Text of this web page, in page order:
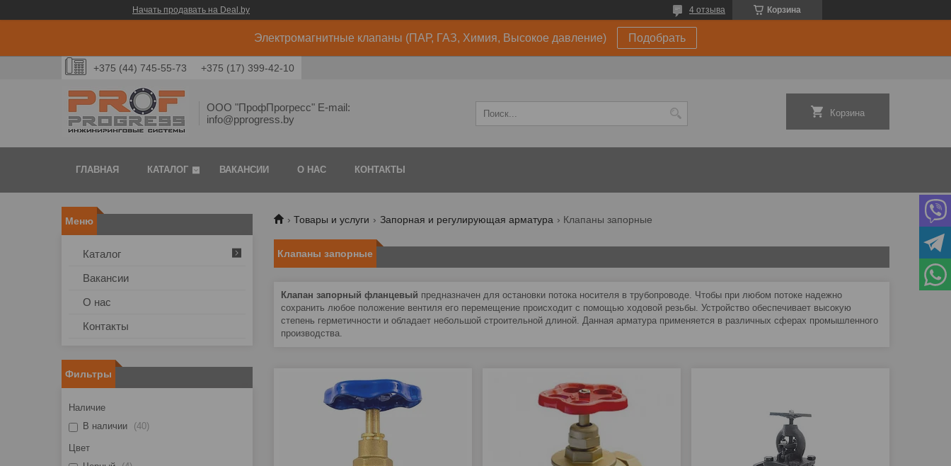
Начать продавать на Deal.by Корзина
4 отзыва
Электромагнитные клапаны (ПАР, ГАЗ, Химия, Высокое давление) Подобрать
+375 (44) 745-55-73 +375 (17) 399-42-10
ООО "ПрофПрогресс" E-mail:
info@pprogress.by
Корзина
ГЛАВНАЯ КАТАЛОГ ВАКАНСИИ О НАС КОНТАКТЫ
Товары и услуги Запорная и регулирующая арматура Клапаны запорные
Клапаны запорные
Клапан запорный фланцевый предназначен для остановки потока носителя в трубопроводе. Чтобы при любом потоке надежно
сохранить любое положение вентиля его перемещение происходит с помощью ходовой резьбы. Устройство обеспечивает высокую
степень герметичности и обладает небольшой строительной длиной. Данная арматура применяется в различных сферах промышленного
производства.
Каталог
Вакансии
О нас
Контакты
Фильтры
Наличие
В наличии
40
Цвет